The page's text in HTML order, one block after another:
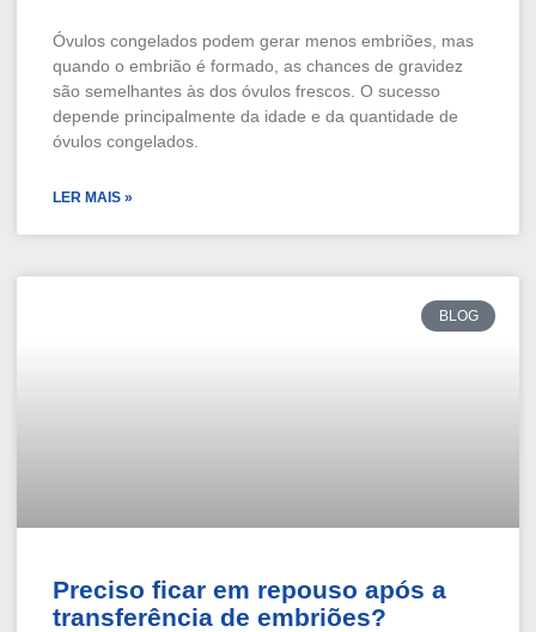
Óvulos congelados podem gerar menos embriões, mas
quando o embrião é formado, as chances de gravidez
são semelhantes às dos óvulos frescos. O sucesso
depende principalmente da idade e da quantidade de
óvulos congelados.
LER MAIS »
BLOG
Preciso ficar em repouso após a
transferência de embriões?